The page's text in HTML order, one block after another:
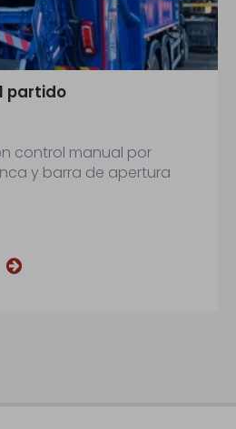
partido
control manual por
y barra de apertura